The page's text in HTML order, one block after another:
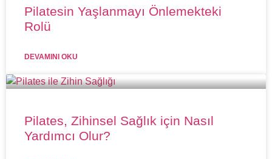
Pilatesin Yaşlanmayı Önlemekteki
Rolü
DEVAMINI OKU
Pilates, Zihinsel Sağlık için Nasıl
Yardımcı Olur?